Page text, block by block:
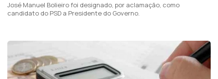
José Manuel Bolieiro foi designado, por aclamação, como
candidato do PSD a Presidente do Governo.